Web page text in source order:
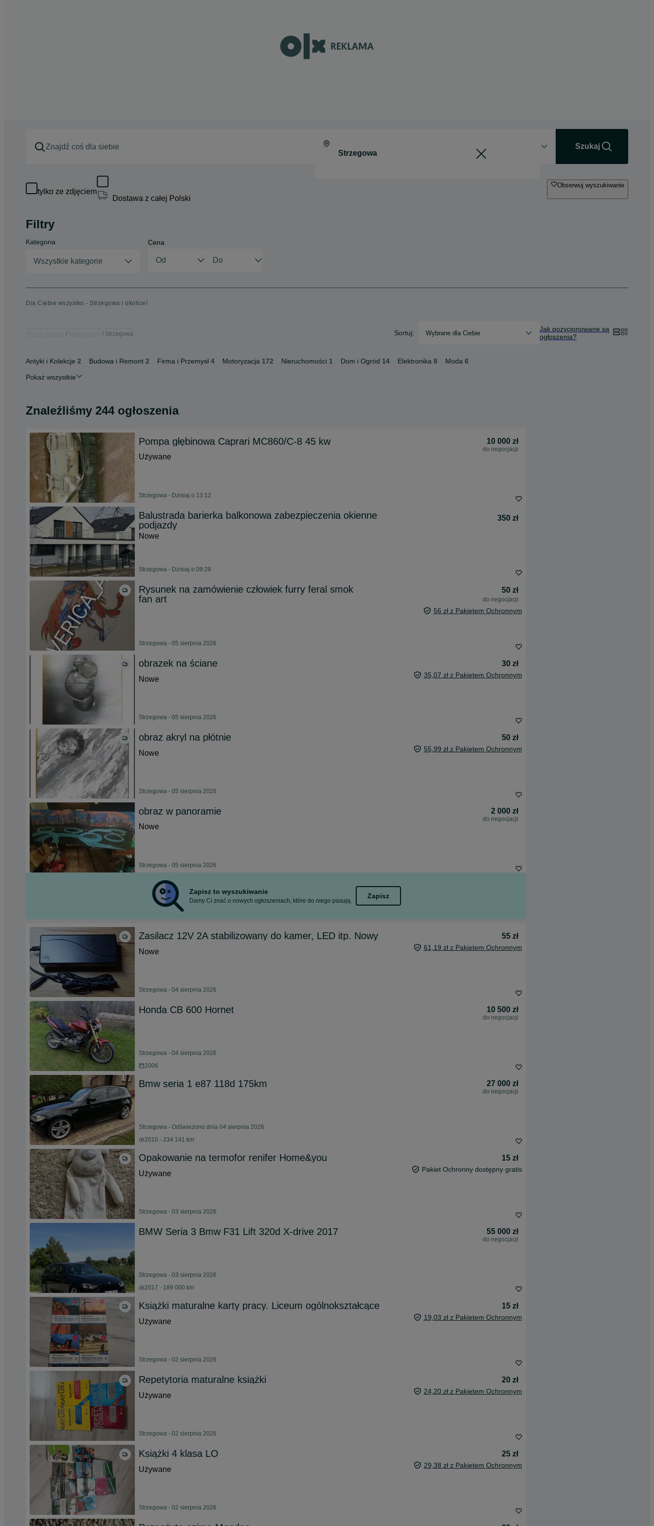
Szukaj
tylko ze zdjęciem
Dostawa z całej Polski
Obserwuj wyszukiwanie
Filtry
Kategoria
Wszystkie kategorie
Cena
Dla Ciebie wszystko - Strzegowa i okolice!
Strzegowa Sortuj: Wybrane dla Ciebie
Jak pozycjonowane są
ogłoszenia?
Antyki i Kolekcje 2 Budowa i Remont 2 Firma i Przemysł 4 Motoryzacja 172 Nieruchomości 1 Dom i Ogród 14 Elektronika 8 Moda 6
Pokaż wszystkie
Znaleźliśmy 244 ogłoszenia
Pompa głębinowa Caprari MC860/C-8 45 kw 10 000 zł
do negocjacji
Używane
Strzegowa - Dzisiaj o 13:12
Balustrada barierka balkonowa zabezpieczenia okienne
podjazdy
350 zł
Nowe
Strzegowa - Dzisiaj o 09:28
Rysunek na zamówienie człowiek furry feral smok
fan art
50 zł
do negocjacji
56 zł z Pakietem Ochronnym
Strzegowa - 05 sierpnia 2026
obrazek na ściane
30 zł
Nowe
35,07 zł z Pakietem Ochronnym
Strzegowa - 05 sierpnia 2026
obraz akryl na płótnie
50 zł
Nowe
55,99 zł z Pakietem Ochronnym
Strzegowa - 05 sierpnia 2026
obraz w panoramie 2 000 zł
do negocjacji
Nowe
Strzegowa - 05 sierpnia 2026
Zapisz to wyszukiwanie
Damy Ci znać o nowych ogłoszeniach, które do niego pasują.
Zapisz
Zasilacz 12V 2A stabilizowany do kamer, LED itp. Nowy
55 zł
Nowe
61,19 zł z Pakietem Ochronnym
Strzegowa - 04 sierpnia 2026
Honda CB 600 Hornet 10 500 zł
do negocjacji
Strzegowa - 04 sierpnia 2026
2006
Bmw seria 1 e87 118d 175km 27 000 zł
do negocjacji
Strzegowa - Odświeżono dnia 04 sierpnia 2026
2010 - 234 141 km
Opakowanie na termofor renifer Home&you
15 zł
Używane
Pakiet Ochronny dostępny gratis
Strzegowa - 03 sierpnia 2026
BMW Seria 3 Bmw F31 Lift 320d X-drive 2017 55 000 zł
do negocjacji
Strzegowa - 03 sierpnia 2026
2017 - 189 000 km
Książki maturalne karty pracy. Liceum ogólnokształcące
15 zł
Używane
19,03 zł z Pakietem Ochronnym
Strzegowa - 02 sierpnia 2026
Repetytoria maturalne książki
20 zł
Używane
24,20 zł z Pakietem Ochronnym
Strzegowa - 02 sierpnia 2026
Książki 4 klasa LO
25 zł
Używane
29,38 zł z Pakietem Ochronnym
Strzegowa - 02 sierpnia 2026